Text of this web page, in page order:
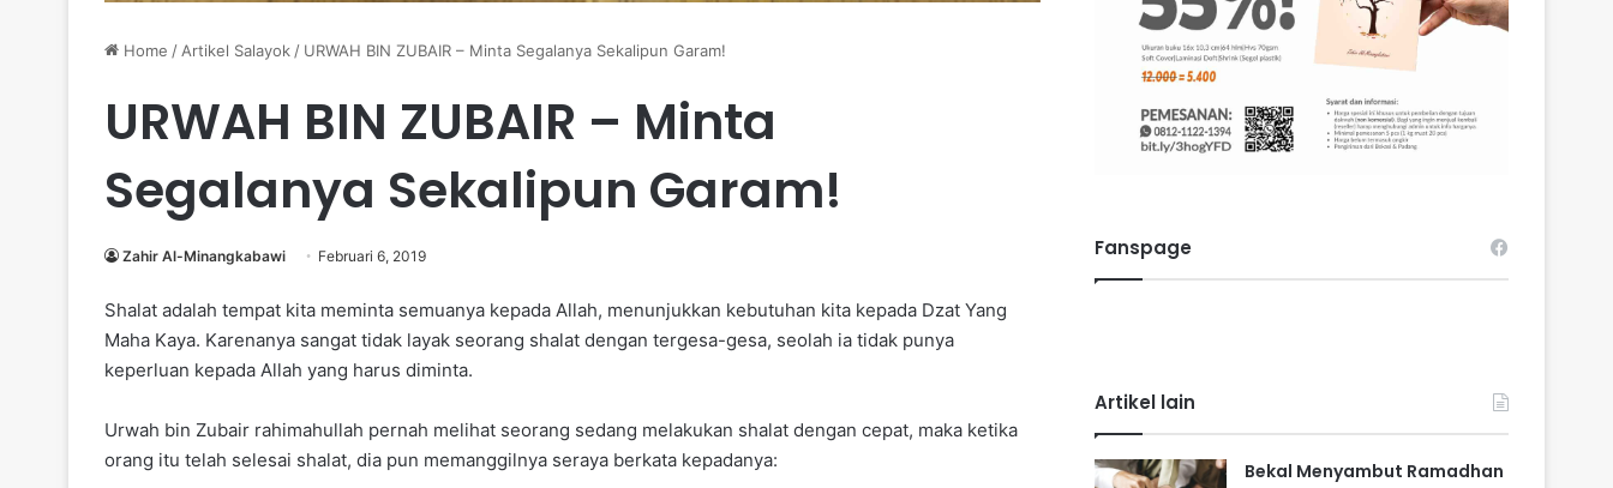
Home / Artikel Salayok / URWAH BIN ZUBAIR – Minta Segalanya Sekalipun Garam!
URWAH BIN ZUBAIR – Minta
Segalanya Sekalipun Garam!
Zahir Al-Minangkabawi Februari 6, 2019
Shalat adalah tempat kita meminta semuanya kepada Allah, menunjukkan kebutuhan kita kepada Dzat Yang
Maha Kaya. Karenanya sangat tidak layak seorang shalat dengan tergesa-gesa, seolah ia tidak punya
keperluan kepada Allah yang harus diminta.
Urwah bin Zubair rahimahullah pernah melihat seorang sedang melakukan shalat dengan cepat, maka ketika
orang itu telah selesai shalat, dia pun memanggilnya seraya berkata kepadanya:
Fanspage
Artikel lain
Bekal Menyambut Ramadhan